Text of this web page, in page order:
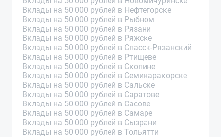
Вклады на 50 000 рублей в Нефтегорске
Вклады на 50 000 рублей в Рыбном
Вклады на 50 000 рублей в Рязани
Вклады на 50 000 рублей в Ряжске
Вклады на 50 000 рублей в Спасск-Рязанский
Вклады на 50 000 рублей в Ртищеве
Вклады на 50 000 рублей в Скопине
Вклады на 50 000 рублей в Семикаракорске
Вклады на 50 000 рублей в Сальске
Вклады на 50 000 рублей в Саратове
Вклады на 50 000 рублей в Сасове
Вклады на 50 000 рублей в Самаре
Вклады на 50 000 рублей в Сызрани
Вклады на 50 000 рублей в Тольятти